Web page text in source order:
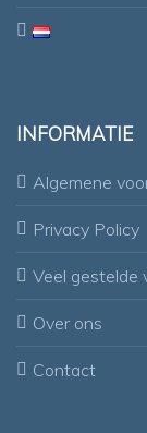
INFORMATIE
Algemene
Privacy Policy
Veel gestelde
Over ons
Contact